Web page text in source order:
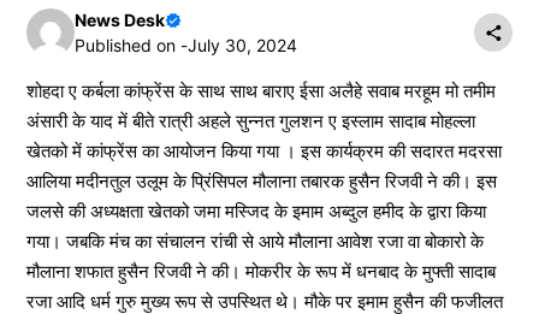
News Desk
Published on -July 30, 2024
शोहदा ए कर्बला कांफ्रेंस के साथ साथ बाराए ईसा अलैहे सवाब मरहूम मो तमीम
अंसारी के याद में बीते रात्री अहले सुन्नत गुलशन ए इस्लाम सादाब मोहल्ला
खेतको में कांफ्रेंस का आयोजन किया गया । इस कार्यक्रम की सदारत मदरसा
आलिया मदीनतुल उलूम के प्रिंसिपल मौलाना तबारक हुसैन रिजवी ने की। इस
जलसे की अध्यक्षता खेतको जमा मस्जिद के इमाम अब्दुल हमीद के द्वारा किया
गया। जबकि मंच का संचालन रांची से आये मौलाना आवेश रजा वा बोकारो के
मौलाना शफात हुसैन रिजवी ने की। मोकरीर के रूप में धनबाद के मुफ्ती सादाब
रजा आदि धर्म गुरु मुख्य रूप से उपस्थित थे। मौके पर इमाम हुसैन की फजीलत